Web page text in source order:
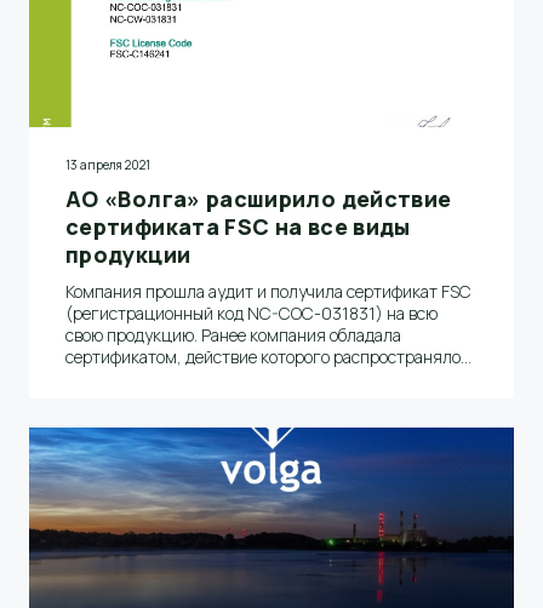
13 апреля 2021
АО «Волга» расширило действие
сертификата FSC на все виды
продукции
Компания прошла аудит и получила сертификат FSC
(регистрационный код NC-COC-031831) на всю
свою продукцию. Ранее компания обладала
сертификатом, действие которого распространялось
сертификата – до февраля 2024 года. Код лицензии
FSC по использованию товарного знака: FSC-
C146241. Знак FSC подтверждает легальное и
ответственное происхождение бумаги производства
АО «Волга».